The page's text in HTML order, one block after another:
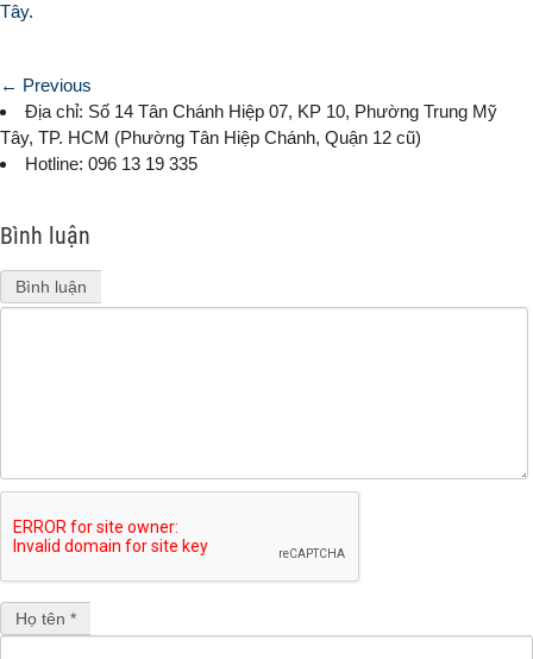
Tây.
← Previous
Địa chỉ: Số 14 Tân Chánh Hiệp 07, KP 10, Phường Trung Mỹ
Tây, TP. HCM (Phường Tân Hiệp Chánh, Quận 12 cũ)
Hotline: 096 13 19 335
Bình luận
Bình luận
Họ tên *